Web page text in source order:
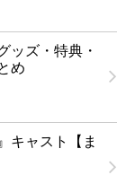
ッズ・特典・
め
キャスト【ま